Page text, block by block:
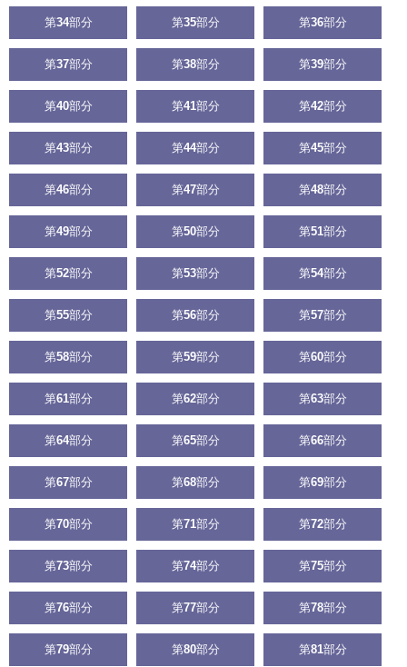
第34部分 第35部分 第36部分
第37部分 第38部分 第39部分
第40部分 第41部分 第42部分
第43部分 第44部分 第45部分
第46部分 第47部分 第48部分
第49部分 第50部分 第51部分
第52部分 第53部分 第54部分
第55部分 第56部分 第57部分
第58部分 第59部分 第60部分
第61部分 第62部分 第63部分
第64部分 第65部分 第66部分
第67部分 第68部分 第69部分
第70部分 第71部分 第72部分
第73部分 第74部分 第75部分
第76部分 第77部分 第78部分
第79部分 第80部分 第81部分